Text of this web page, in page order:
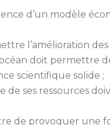
d’un modèle
l’amélioration
doit permettre
scientifique solide ;
de ses ressources
de provoquer une